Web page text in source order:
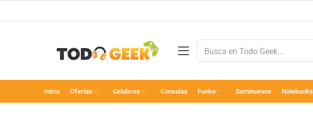
Inicio Ofertas Celulares Consolas Funko Seminuevos Notebooks